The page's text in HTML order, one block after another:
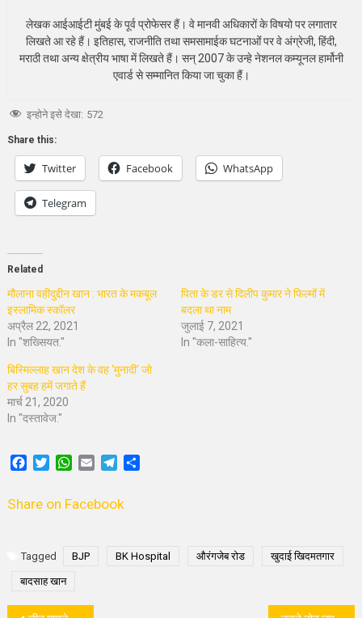
लेखक आईआईटी मुंबई के पूर्व प्रोफेसर हैं। वे मानवी अधिकारों के विषयो पर लगातार
लिखते आ रहे हैं। इतिहास, राजनीति तथा समसामाईक घटनाओंं पर वे अंग्रेजी, हिंदी,
मराठी तथा अन्य क्षेत्रीय भाषा में लिखते हैं। सन् 2007 के उन्हे नेशनल कम्यूनल हार्मोनी
एवार्ड से सम्मानित किया जा चुका हैं।
इन्होने इसे देखा: 572
Share this:
Twitter Facebook WhatsApp
Telegram
Related
मौलाना वहीदुद्दीन खान : भारत के मकबूल
इस्लामिक स्कॉलर
अप्रैल 22, 2021
In "शख्सियत."
पिता के डर से दिलीप कुमार ने फिल्मों में
बदला था नाम
जुलाई 7, 2021
In "कला-साहित्य."
बिस्मिल्लाह खान देश के वह ‘मुनादी’ जो
हर सुबह हमें जगाते हैं
मार्च 21, 2020
In "दस्तावेज."
Facebook
TwitterWhatsApp
Email Telegram
Share on Facebook
Tagged BJP BK Hospital औरंगजेब रोड खुदाई खिदमतगार
बादसाह खान